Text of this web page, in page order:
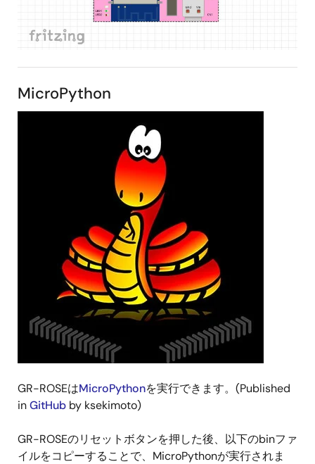
MicroPython
GR-ROSEはMicroPythonを実行できます。(Published
inGitHub by ksekimoto)
GR-ROSEのリセットボタンを押した後、以下のbinファ
イルをコピーすることで、MicroPythonが実行されま